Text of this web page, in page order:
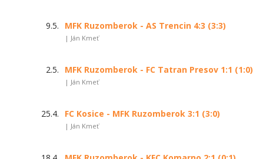
9.5. MFK Ruzomberok - AS Trencin 4:3 (3:3)
| Ján Kmeť
2.5. MFK Ruzomberok - FC Tatran Presov 1:1 (1:0)
| Ján Kmeť
25.4. FC Kosice - MFK Ruzomberok 3:1 (3:0)
| Ján Kmeť